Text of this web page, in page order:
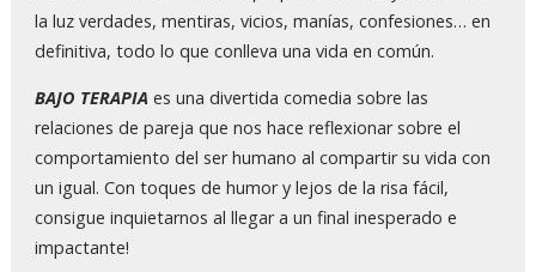
la luz verdades, mentiras, vicios, manías, confesiones… en
definitiva, todo lo que conlleva una vida en común.
BAJO TERAPIA es una divertida comedia sobre las
relaciones de pareja que nos hace reflexionar sobre el
comportamiento del ser humano al compartir su vida con
un igual. Con toques de humor y lejos de la risa fácil,
consigue inquietarnos al llegar a un final inesperado e
impactante!